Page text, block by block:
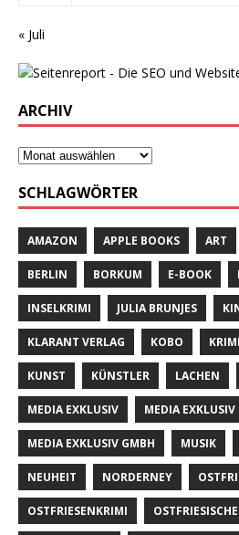
« Juli
ARCHIV
SCHLAGWÖRTER
AMAZON APPLE BOOKS ART
BERLIN BORKUM E-BOOK
INSELKRIMI JULIA BRUNJES
KLARANT VERLAG KOBO
KUNST KÜNSTLER LACHEN
MEDIA EXKLUSIV MEDIA
MEDIA EXKLUSIV GMBH MUSIK
NEUHEIT NORDERNEY
OSTFRIESENKRIMI